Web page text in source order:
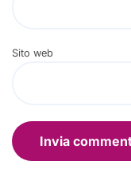
Sito web